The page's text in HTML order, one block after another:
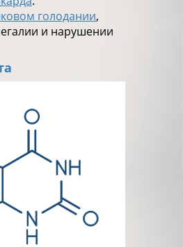
голодании,
и нарушении